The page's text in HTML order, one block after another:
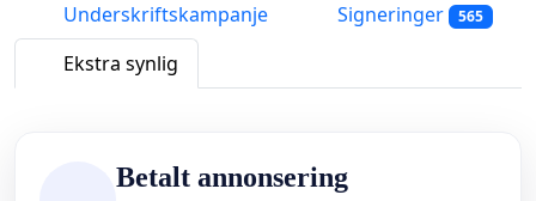
Underskriftskampanje
Signeringer 565
Ekstra synlig
Betalt annonsering